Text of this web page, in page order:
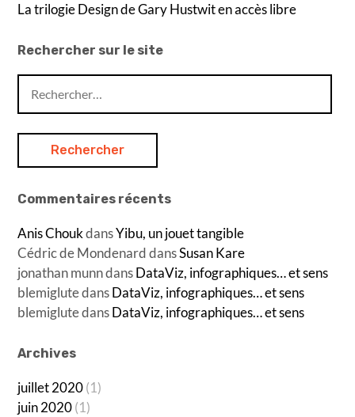
La trilogie Design de Gary Hustwit en accès libre
Rechercher sur le site
Commentaires récents
Anis ChoukdansYibu, un jouet tangible
Cédric de MondenarddansSusan Kare
jonathan munndansDataViz, infographiques… et sens
blemiglutedansDataViz, infographiques… et sens
blemiglutedansDataViz, infographiques… et sens
Archives
juillet 2020(1)
juin 2020(1)